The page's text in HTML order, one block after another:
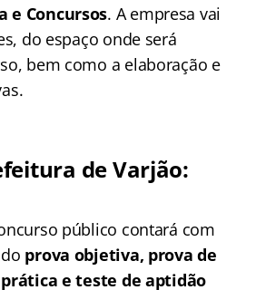
e Concursos. A empresa vai
do espaço onde será
bem como a elaboração e
de Varjão:
público contará com
prova objetiva, prova de
e teste de aptidão